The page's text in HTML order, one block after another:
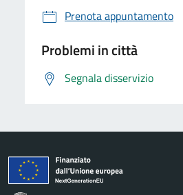
Prenota appuntamento
Problemi in città
Segnala disservizio